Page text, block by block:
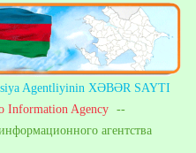
Agentliyinin XƏBƏR SAYTI
Information Agency --
агентства